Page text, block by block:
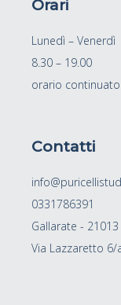
Orari
Lunedì – Venerdì
8.30 – 19.00
orario continuato
Contatti
0331786391
Gallarate - 21013
Via Lazzaretto 6/